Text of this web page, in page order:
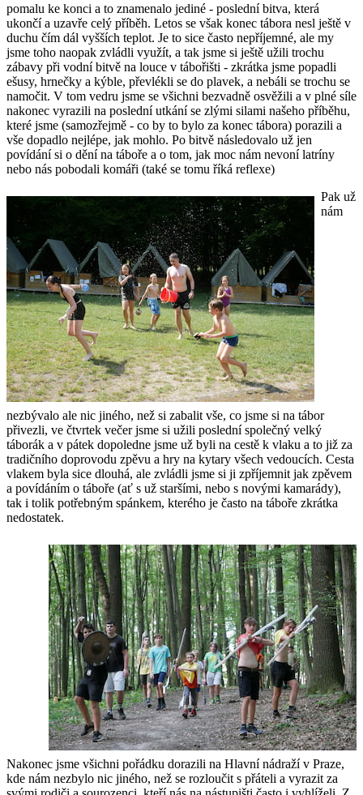
pomalu ke konci a to znamenalo jediné - poslední bitva, která
ukončí a uzavře celý příběh. Letos se však konec tábora nesl ještě v
duchu čím dál vyšších teplot. Je to sice často nepříjemné, ale my
jsme toho naopak zvládli využít, a tak jsme si ještě užili trochu
zábavy při vodní bitvě na louce v tábořišti - zkrátka jsme popadli
ešusy, hrnečky a kýble, převlékli se do plavek, a nebáli se trochu se
namočit. V tom vedru jsme se všichni bezvadně osvěžili a v plné síle
nakonec vyrazili na poslední utkání se zlými silami našeho příběhu,
které jsme (samozřejmě - co by to bylo za konec tábora) porazili a
vše dopadlo nejlépe, jak mohlo. Po bitvě následovalo už jen
povídání si o dění na táboře a o tom, jak moc nám nevoní latríny
nebo nás pobodali komáři (také se tomu říká reflexe)
Pak už
nám
nezbývalo ale nic jiného, než si zabalit vše, co jsme si na tábor
přivezli, ve čtvrtek večer jsme si užili poslední společný velký
táborák a v pátek dopoledne jsme už byli na cestě k vlaku a to již za
tradičního doprovodu zpěvu a hry na kytary všech vedoucích. Cesta
vlakem byla sice dlouhá, ale zvládli jsme si ji zpříjemnit jak zpěvem
a povídáním o táboře (ať s už staršími, nebo s novými kamarády),
tak i tolik potřebným spánkem, kterého je často na táboře zkrátka
nedostatek.
Nakonec jsme všichni pořádku dorazili na Hlavní nádraží v Praze,
kde nám nezbylo nic jiného, než se rozloučit s přáteli a vyrazit za